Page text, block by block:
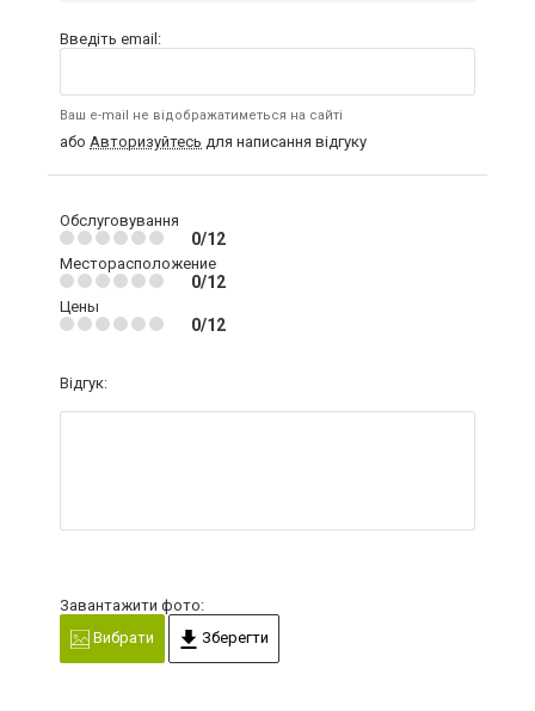
Введіть email:
Ваш e-mail не відображатиметься на сайті
або Авторизуйтесь для написання відгуку
Обслуговування
0/12
Месторасположение
0/12
Цены
0/12
Відгук:
Завантажити фото:
Вибрати
Зберегти